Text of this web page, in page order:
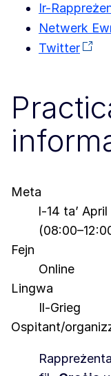
Ir-
Netwerk
Twitter
Meta
l-14 ta’
Fejn
Online
Lingwa
Il-Grieg
Ospitant/